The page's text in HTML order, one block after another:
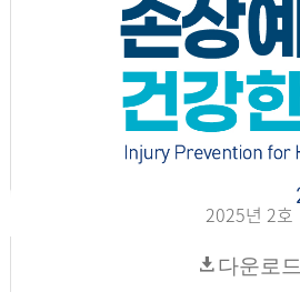
2025년 2호
다운로드